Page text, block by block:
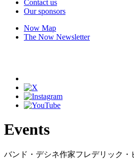
Contact us
Our sponsors
Now Map
The Now Newsletter
Events
バンド・デシネ作家フレデリック・